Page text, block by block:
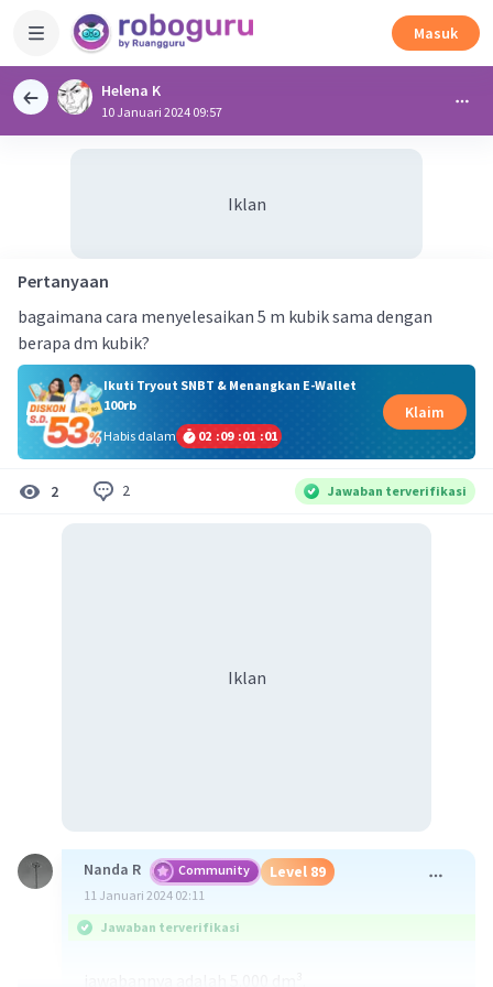
Masuk
Helena K
10 Januari 2024 09:57
Iklan
Pertanyaan
bagaimana cara menyelesaikan 5 m kubik sama dengan
berapa dm kubik?
Ikuti Tryout SNBT & Menangkan E-Wallet
100rb
Habis dalam
02 :09 :01 :01
Klaim
2 2 Jawaban terverifikasi
Iklan
Nanda R Community Level 89
11 Januari 2024 02:11
Jawaban terverifikasi